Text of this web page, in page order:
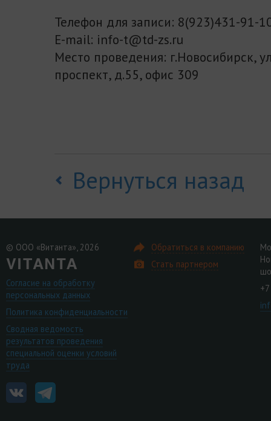
Телефон для записи: 8(923)431-91-
E-mail: info-t@td-zs.ru
Место проведения: г.Новосибирск,
проспект, д.55, офис 309
Вернуться назад
© ООО «Витанта», 2026
Согласие на обработку
персональных данных
Политика конфиденциальности
Сводная ведомость
результатов проведения
специальной оценки условий
труда
Обратиться в компанию
Стать партнером